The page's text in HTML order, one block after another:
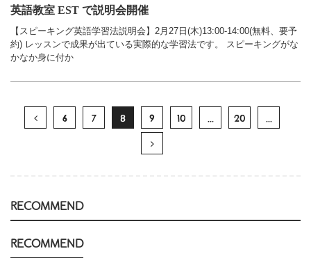
英語教室 EST で説明会開催
【スピーキング英語学習法説明会】2月27日(木)13:00-14:00(無料、要予
約) レッスンで成果が出ている実際的な学習法です。 スピーキングがな
かなか身に付か
6 7 8 9 10 ... 20 ...
RECOMMEND
RECOMMEND